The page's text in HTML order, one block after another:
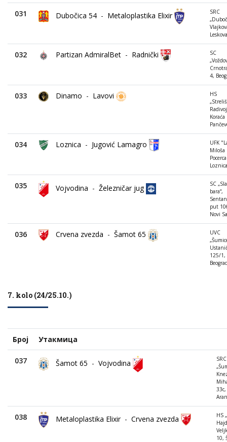
031 Dubočica 54 - Metaloplastika Elixir
SRC
032 Partizan AdmiralBet - Radnički
SC
4,
033 Dinamo - Lavovi
HS
Koraća
034 Loznica - Jugović Lamagro
UFK
Miloša
Loznica
035 Vojvodina - Železničar jug
SC
bara“,
put
Novi
036 Crvena zvezda - Šamot 65
UVC
125/1,
7. kolo (24/25.10.)
Број Утакмица
037 Šamot 65 - Vojvodina
SRC
33c,
038 Metaloplastika Elixir - Crvena zvezda
HS
10,